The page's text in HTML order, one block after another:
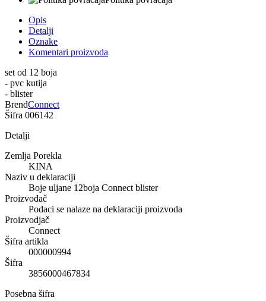
Opis
Detalji
Oznake
Komentari proizvoda
set od 12 boja
- pvc kutija
- blister
BrendConnect
Šifra 006142
Detalji
Zemlja Porekla
KINA
Naziv u deklaraciji
Boje uljane 12boja Connect blister
Proizvođač
Podaci se nalaze na deklaraciji proizvoda
Proizvodjač
Connect
Šifra artikla
000000994
Šifra
3856000467834
Posebna šifra